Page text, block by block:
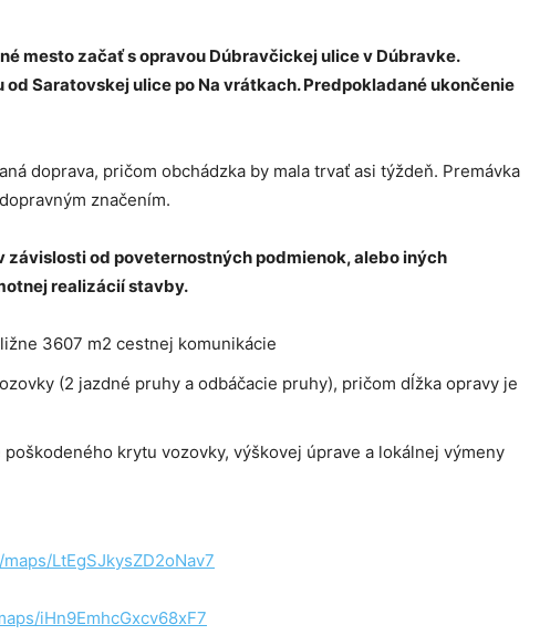
mesto začať s opravou Dúbravčickej ulice v Dúbravke.
od Saratovskej ulice po Na vrátkach. Predpokladané ukončenie
doprava, pričom obchádzka by mala trvať asi týždeň. Premávka
značením.
závislosti od poveternostných podmienok, alebo iných
realizácií stavby.
3607 m2 cestnej komunikácie
(2 jazdné pruhy a odbáčacie pruhy), pričom dĺžka opravy je
poškodeného krytu vozovky, výškovej úprave a lokálnej výmeny
LtEgSJkysZD2oNav7
iHn9EmhcGxcv68xF7